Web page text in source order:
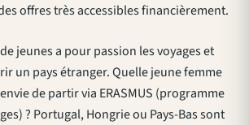
offres très accessibles financièrement.
jeunes a pour passion les voyages et
un pays étranger. Quelle jeune femme
de partir via ERASMUS (programme
? Portugal, Hongrie ou Pays-Bas sont